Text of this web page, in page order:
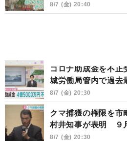
8/7 (金) 20:40
コロナ助成金を不
城労働局管内で過去
8/7 (金) 20:30
クマ捕獲の権限を
村井知事が表明 ９
8/7 (金) 20:30